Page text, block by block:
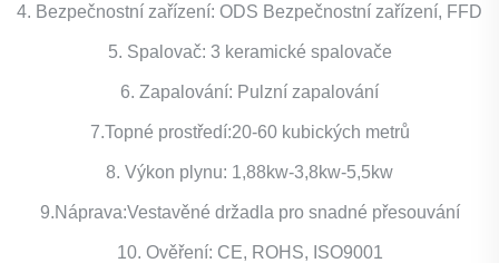
4. Bezpečnostní zařízení: ODS Bezpečnostní zařízení, FFD
5. Spalovač: 3 keramické spalovače
6. Zapalování: Pulzní zapalování
7.Topné prostředí:20-60 kubických metrů
8. Výkon plynu: 1,88kw-3,8kw-5,5kw
9.Náprava:Vestavěné držadla pro snadné přesouvání
10. Ověření: CE, ROHS, ISO9001